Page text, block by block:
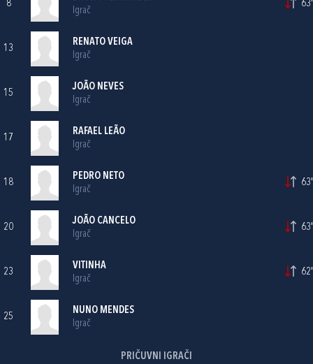
8
Igrač
63'
13
RENATO VEIGA
Igrač
15
JOÃO NEVES
Igrač
17
RAFAEL LEÃO
Igrač
18
PEDRO NETO
Igrač
63'
20
JOÃO CANCELO
Igrač
63'
23
VITINHA
Igrač
62'
25
NUNO MENDES
Igrač
PRIČUVNI IGRAČI